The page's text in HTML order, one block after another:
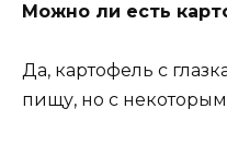
Можно ли есть
Да, картофель с
пищу, но с